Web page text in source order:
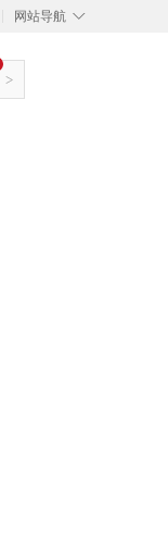
◇
网站导航
>